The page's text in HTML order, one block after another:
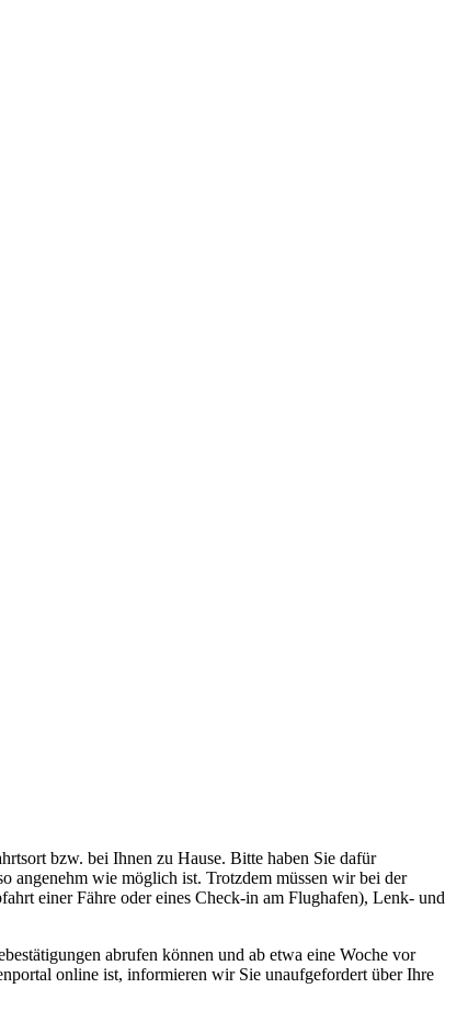
bzw. bei Ihnen zu Hause. Bitte haben Sie dafür
angenehm wie möglich ist. Trotzdem müssen wir bei der
einer Fähre oder eines Check-in am Flughafen), Lenk- und
abrufen können und ab etwa eine Woche vor
online ist, informieren wir Sie unaufgefordert über Ihre